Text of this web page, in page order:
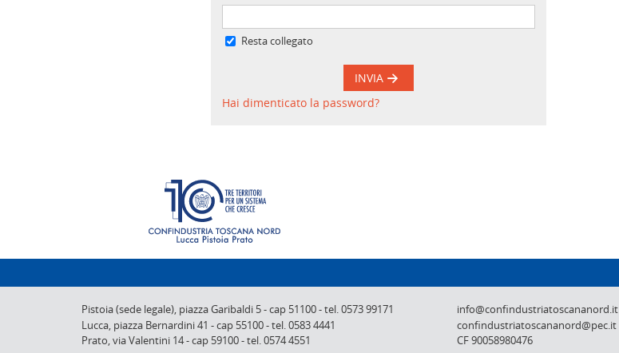
Resta collegato
INVIA
Hai dimenticato la password?
Pistoia (sede legale), piazza Garibaldi 5-cap 51100-tel. 0573 99171
Lucca, piazza Bernardini 41 -cap 55100-tel. 0583 4441
Prato,via Valentini 14-cap 59100-tel. 0574 4551
info@confindustriatoscananord.it
confindustriatoscananord@pec.it
CF 90058980476